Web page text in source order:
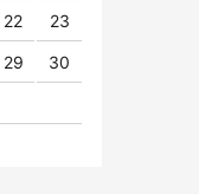
22 23
29 30